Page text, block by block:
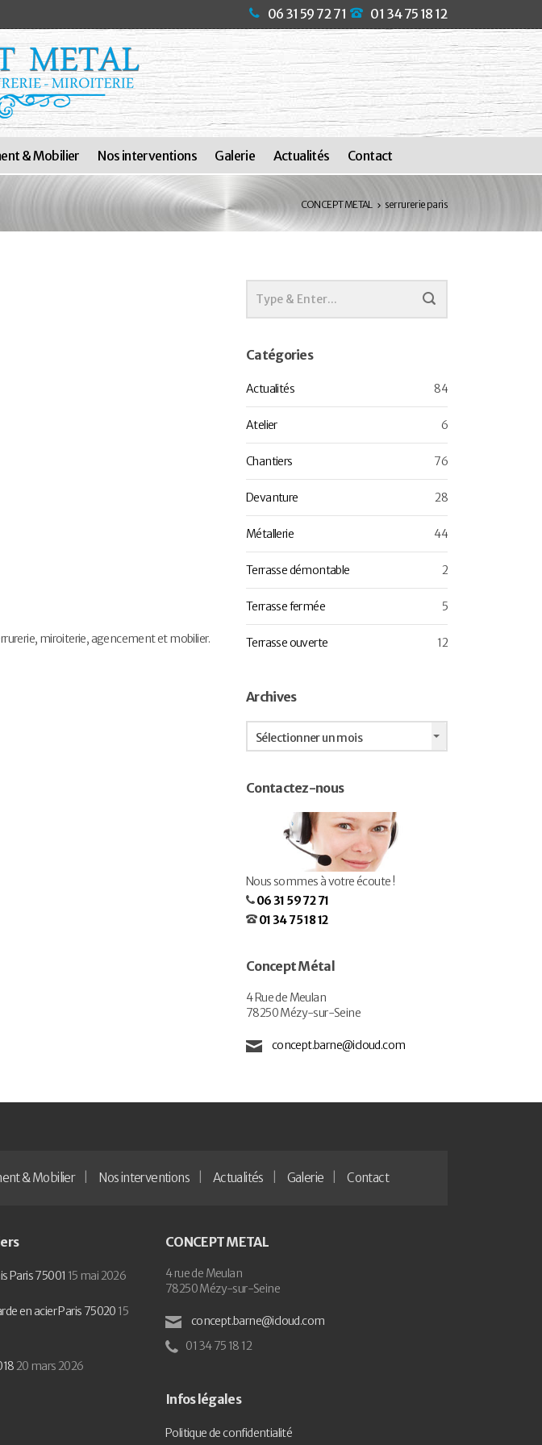
06 31 59 72 71 01 34 75 18 12
& Mobilier Nos interventions Galerie Actualités Contact
CONCEPT METAL serrurerie paris
miroiterie, agencement et mobilier.
Catégories
Actualités 84
Atelier 6
Chantiers 76
Devanture 28
Métallerie 44
Terrasse démontable 2
Terrasse fermée 5
Terrasse ouverte 12
Archives
Archives
Sélectionner un mois
Contactez-nous
Nous sommes à votre écoute !
06 31 59 72 71
01 34 75 18 12
Concept Métal
4 Rue de Meulan
78250 Mézy-sur-Seine
concept.barne@icloud.com
& Mobilier Nos interventions Actualités Galerie Contact
Paris 75001 15 mai 2026
en acier Paris 75020 15
20 mars 2026
CONCEPT METAL
4 rue de Meulan
78250 Mézy-sur-Seine
concept.barne@icloud.com
01 34 75 18 12
Infos légales
Politique de confidentialité